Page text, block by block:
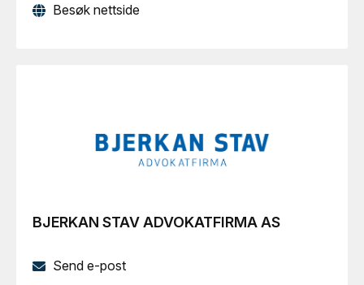
Besøk nettside
BJERKAN STAV ADVOKATFIRMA AS
Send e-post